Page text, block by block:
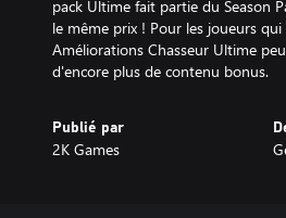
pack Ultime fait partie du Season
le même prix ! Pour les joueurs
Améliorations Chasseur Ultime
d'encore plus de contenu bonus.
Publié par
2K Games